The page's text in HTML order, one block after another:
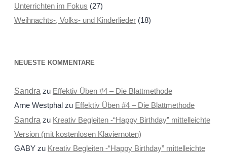
Unterrichten im Fokus (27)
Weihnachts-, Volks- und Kinderlieder(18)
NEUESTE KOMMENTARE
Sandra zu Effektiv Üben #4 – Die Blattmethode
Arne Westphalzu Effektiv Üben #4 – Die Blattmethode
Sandra zu Kreativ Begleiten -“Happy Birthday” mittelleichte
Version (mit kostenlosen Klaviernoten)
GABYzu Kreativ Begleiten -“Happy Birthday” mittelleichte